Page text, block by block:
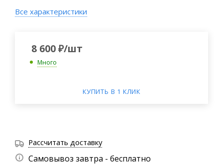
Все характеристики
8 600₽/шт
Много
КУПИТЬ В 1 КЛИК
Рассчитать доставку
Самовывоз завтра - бесплатно